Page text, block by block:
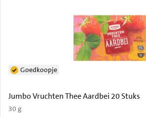
Jumbo Vruchten Thee Aardbei 20 Stuks
30 g
Goedkoopje